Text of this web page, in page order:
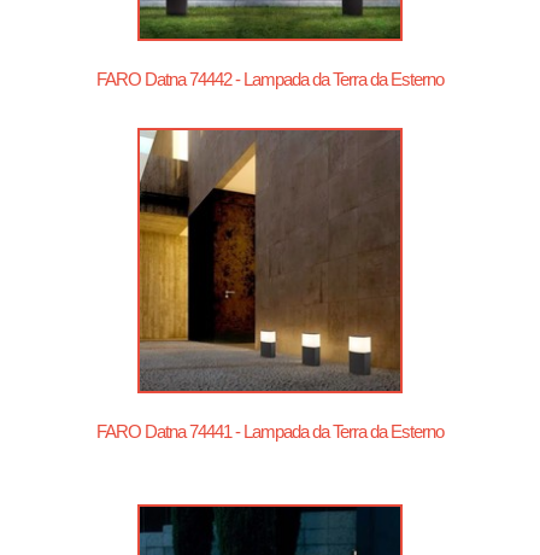
FARO Datna 74442 - Lampada da Terra da Esterno
FARO Datna 74441 - Lampada da Terra da Esterno